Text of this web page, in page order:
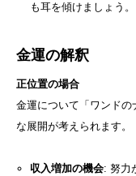
も耳を傾けましょう。
金運の解釈
正位置の場合
金運について「ワンドの
な展開が考えられます。
収入増加の機会: 努力